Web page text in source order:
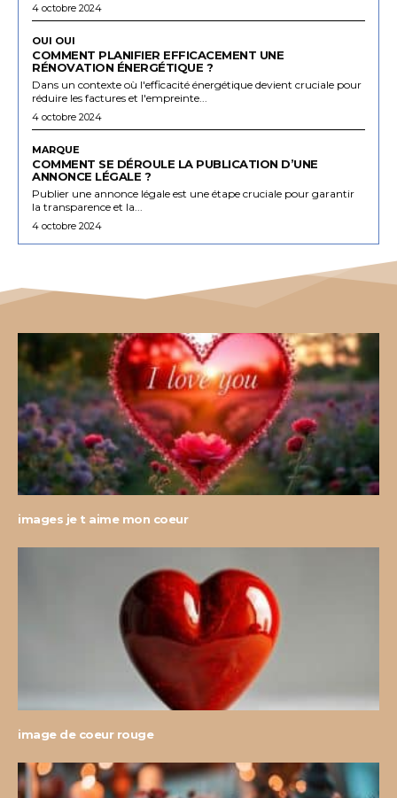
4 octobre 2024
OUI OUI
COMMENT PLANIFIER EFFICACEMENT UNE
RÉNOVATION ÉNERGÉTIQUE ?
Dans un contexte où l'efficacité énergétique devient cruciale pour
réduire les factures et l'empreinte...
4 octobre 2024
MARQUE
COMMENT SE DÉROULE LA PUBLICATION D’UNE
ANNONCE LÉGALE ?
Publier une annonce légale est une étape cruciale pour garantir
la transparence et la...
4 octobre 2024
images je t aime mon coeur
image de coeur rouge